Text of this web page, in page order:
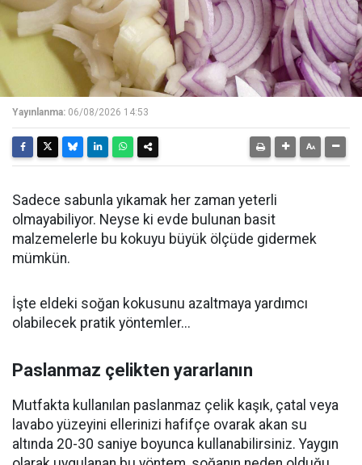
Yayınlanma: 06/08/2026 14:53
Sadece sabunla yıkamak her zaman yeterli
olmayabiliyor. Neyse ki evde bulunan basit
malzemelerle bu kokuyu büyük ölçüde gidermek
mümkün.
İşte eldeki soğan kokusunu azaltmaya yardımcı
olabilecek pratik yöntemler...
Paslanmaz çelikten yararlanın
Mutfakta kullanılan paslanmaz çelik kaşık, çatal veya
lavabo yüzeyini ellerinizi hafifçe ovarak akan su
altında 20-30 saniye boyunca kullanabilirsiniz. Yaygın